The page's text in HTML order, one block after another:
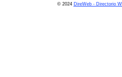
© 2024 DireWeb - Directorio